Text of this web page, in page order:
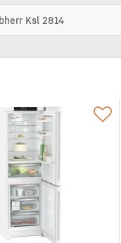
Ksl 2814